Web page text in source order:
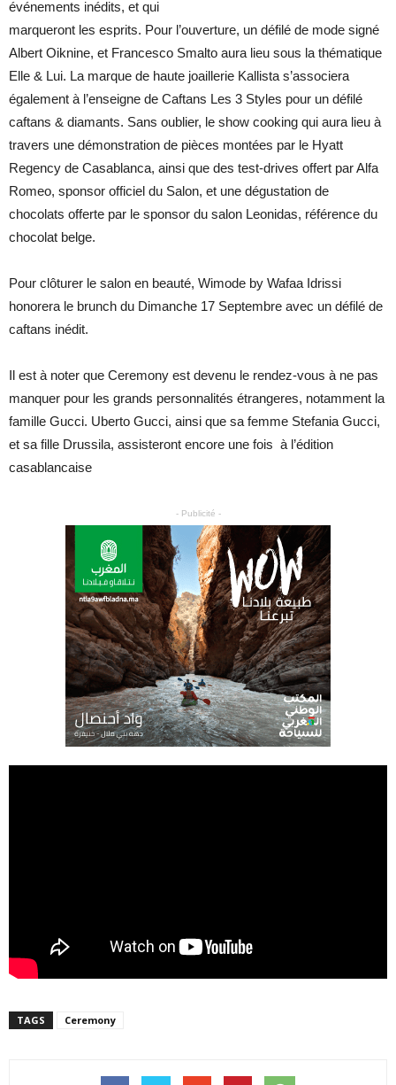
événements inédits, et qui
marqueront les esprits. Pour l’ouverture, un défilé de mode signé
Albert Oiknine, et Francesco Smalto aura lieu sous la thématique
Elle & Lui. La marque de haute joaillerie Kallista s’associera
également à l’enseigne de Caftans Les 3 Styles pour un défilé
caftans & diamants. Sans oublier, le show cooking qui aura lieu à
travers une démonstration de pièces montées par le Hyatt
Regency de Casablanca, ainsi que des test-drives offert par Alfa
Romeo, sponsor officiel du Salon, et une dégustation de
chocolats offerte par le sponsor du salon Leonidas, référence du
chocolat belge.
Pour clôturer le salon en beauté, Wimode by Wafaa Idrissi
honorera le brunch du Dimanche 17 Septembre avec un défilé de
caftans inédit.
Il est à noter que Ceremony est devenu le rendez-vous à ne pas
manquer pour les grands personnalités étrangeres, notamment la
famille Gucci. Uberto Gucci, ainsi que sa femme Stefania Gucci,
et sa fille Drussila, assisteront encore une fois à l’édition
casablancaise
- Publicité -
TAGS Ceremony